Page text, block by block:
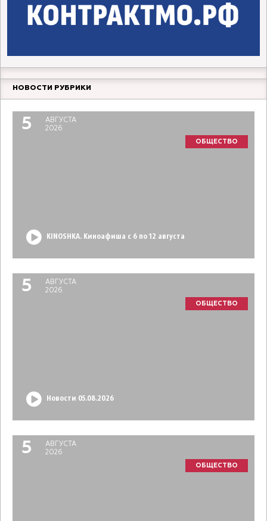
НОВОСТИ РУБРИКИ
5
АВГУСТА
2026
ОБЩЕСТВО
KINOSHKA. Киноафиша с 6 по 12 августа
5
АВГУСТА
2026
ОБЩЕСТВО
Новости 05.08.2026
5
АВГУСТА
2026
ОБЩЕСТВО